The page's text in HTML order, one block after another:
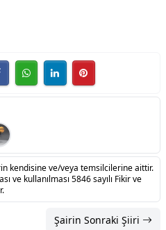
kendisine ve/veya temsilcilerine aittir.
ve kullanılması 5846 sayılı Fikir ve
Şairin Sonraki Şiiri